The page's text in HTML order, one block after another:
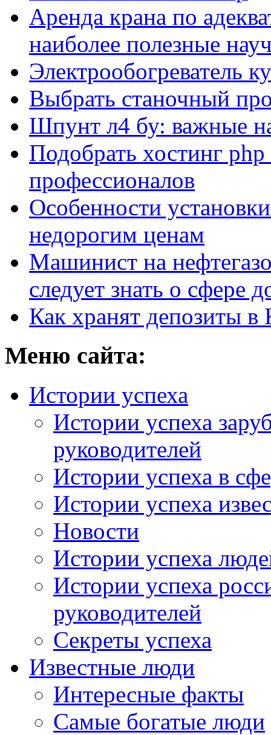
Аренда крана по
наиболее полезные
Электрообогреватель
Выбрать станочный
Шпунт л4 бу: важные
Подобрать хостинг
профессионалов
Особенности
недорогим ценам
Машинист на
следует знать о сфере
Как хранят депозиты в
Меню сайта:
Истории успеха
Истории успеха
руководителей
Истории успеха в
Истории успеха
Новости
Истории успеха
Истории успеха
руководителей
Секреты успеха
Известные люди
Интересные факты
Самые богатые люди